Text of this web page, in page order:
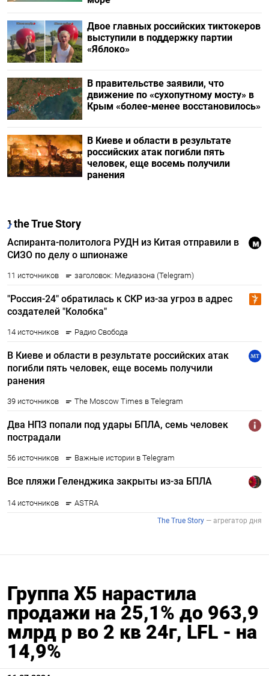
Двое главных российских тиктокеров
выступили в поддержку партии
«Яблоко»
В правительстве заявили, что
движение по «сухопутному мосту» в
Крым «более-менее восстановилось»
В Киеве и области в результате
российских атак погибли пять
человек, еще восемь получили
ранения
Группа X5 нарастила
продажи на 25,1% до 963,9
млрд р во 2 кв 24г, LFL - на
14,9%